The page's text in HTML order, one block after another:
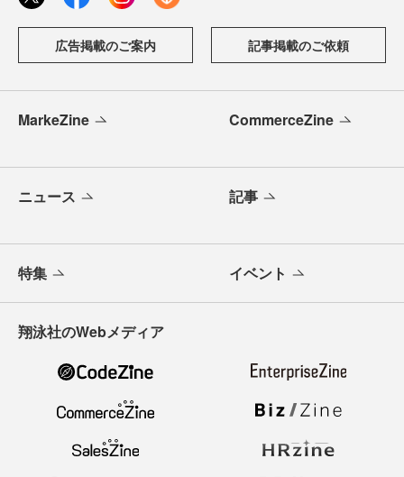
広告掲載のご案内 記事掲載のご依頼
MarkeZine CommerceZine
ニュース 記事
特集 イベント
翔泳社のWebメディア